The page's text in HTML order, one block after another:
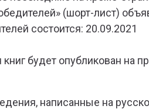
(шорт-лист)
состоится: 20.09.2021
будет опубликован на
написанные на